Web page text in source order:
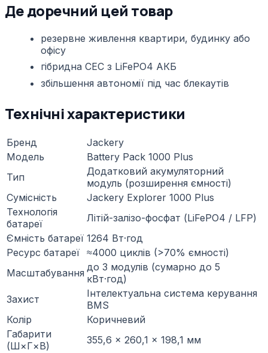
Де доречний цей товар
резервне живлення квартири, будинку або
офісу
гібридна СЕС з LiFePO4 АКБ
збільшення автономії під час блекаутів
Технічні характеристики
Бренд
Jackery
Модель
Battery Pack 1000 Plus
Тип
Додатковий акумуляторний
модуль (розширення ємності)
Сумісність
Jackery Explorer 1000 Plus
Технологія
батареї
Літій-залізо-фосфат (LiFePO4 / LFP)
Ємність батареї 1264 Вт·год
Ресурс батареї ≈4000 циклів (>70% ємності)
Масштабування до 3 модулів (сумарно до 5
кВт·год)
Захист
Інтелектуальна система керування
BMS
Колір
Коричневий
Габарити
(Ш×Г×В)
355,6 × 260,1 × 198,1 мм